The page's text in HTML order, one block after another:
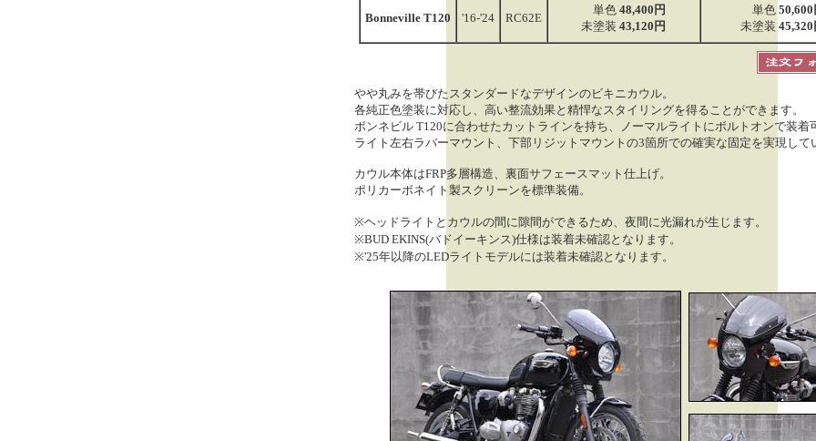
Bonneville T120 '16-'24 RC62E
単色 48,400円
未塗装 43,120円
単色 50,600
未塗装 45,320
やや丸みを帯びたスタンダードなデザインのビキニカウル。
各純正色塗装に対応し、高い整流効果と精悍なスタイリングを得ることができます。
ボンネビル T120に合わせたカットラインを持ち、ノーマルライトにボルトオンで装着
ライト左右ラバーマウント、下部リジットマウントの3箇所での確実な固定を実現して
カウル本体はFRP多層構造、裏面サフェースマット仕上げ。
ポリカーボネイト製スクリーンを標準装備。
※ヘッドライトとカウルの間に隙間ができるため、夜間に光漏れが生じます。
※BUD EKINS(バドイーキンス)仕様は装着未確認となります。
※'25年以降のLEDライトモデルには装着未確認となります。